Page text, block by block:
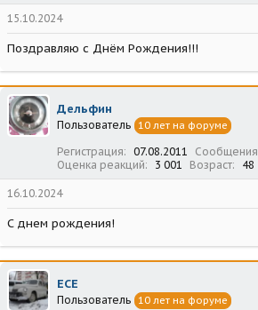
15.10.2024
Поздравляю с Днём Рождения!!!
Дельфин
Пользователь 10 лет на форуме
Регистрация 07.08.2011 Сообщения
Оценка реакций
3 001 Возраст 48
16.10.2024
С днем рождения!
ECE
Пользователь 10 лет на форуме